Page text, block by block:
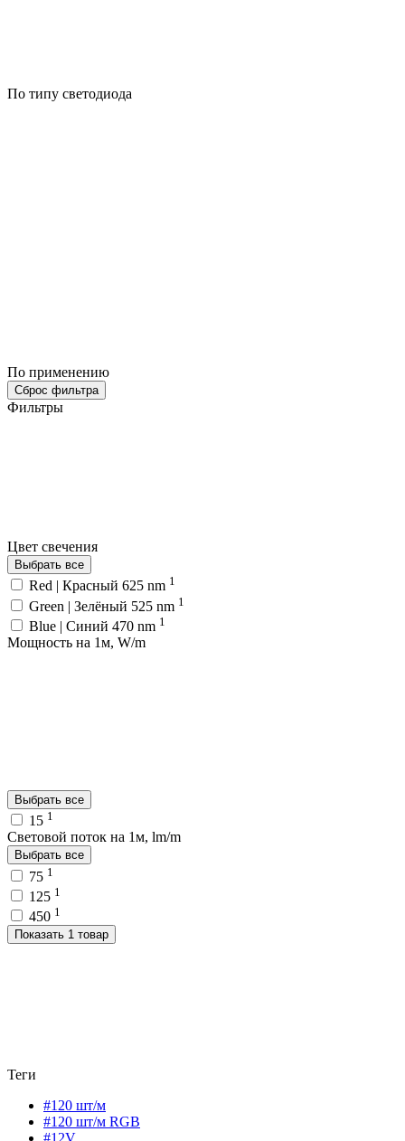
По типу светодиода
По применению
Сброс фильтра
Фильтры
Цвет свечения
Выбрать все
Red | Красный 625 nm 1
Green | Зелёный 525 nm 1
Blue | Синий 470 nm 1
Мощность на 1м, W/m
Выбрать все
15 1
Световой поток на 1м, lm/m
Выбрать все
75 1
125 1
450 1
Показать 1 товар
Теги
#120 шт/м
#120 шт/м RGB